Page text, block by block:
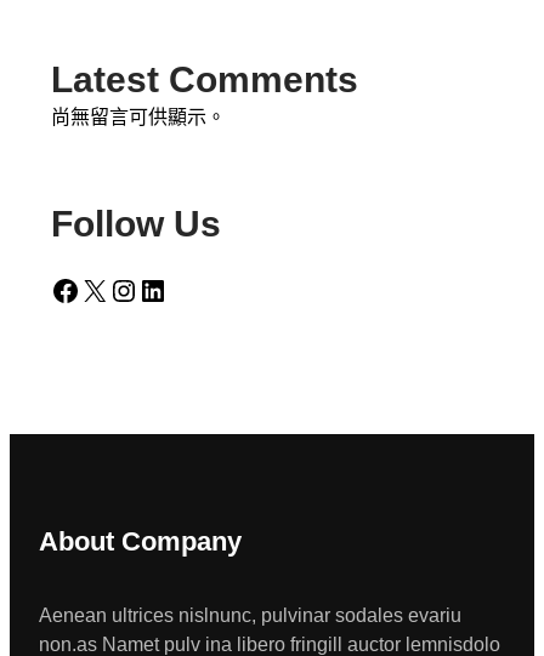
Latest Comments
尚無留言可供顯示。
Follow Us
Facebook X Instagram LinkedIn
About Company
Aenean ultrices nislnunc, pulvinar sodales evariu
non.as Namet pulv ina libero fringill auctor lemnisdolo